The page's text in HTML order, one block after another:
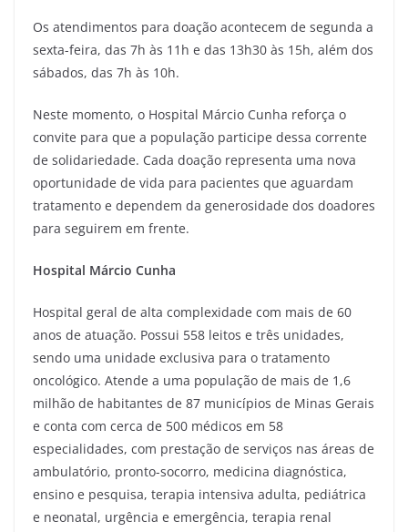
Os atendimentos para doação acontecem de segunda a
sexta-feira, das 7h às 11h e das 13h30 às 15h, além dos
sábados, das 7h às 10h.
Neste momento, o Hospital Márcio Cunha reforça o
convite para que a população participe dessa corrente
de solidariedade. Cada doação representa uma nova
oportunidade de vida para pacientes que aguardam
tratamento e dependem da generosidade dos doadores
para seguirem em frente.
Hospital Márcio Cunha
Hospital geral de alta complexidade com mais de 60
anos de atuação. Possui 558 leitos e três unidades,
sendo uma unidade exclusiva para o tratamento
oncológico. Atende a uma população de mais de 1,6
milhão de habitantes de 87 municípios de Minas Gerais
e conta com cerca de 500 médicos em 58
especialidades, com prestação de serviços nas áreas de
ambulatório, pronto-socorro, medicina diagnóstica,
ensino e pesquisa, terapia intensiva adulta, pediátrica
e neonatal, urgência e emergência, terapia renal